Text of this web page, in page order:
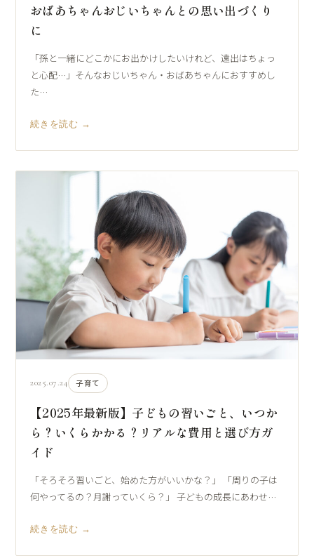
おばあちゃんおじいちゃんとの思い出づくり
に
「孫と一緒にどこかにお出かけしたいけれど、遠出はちょっ
と心配…」そんなおじいちゃん・おばあちゃんにおすすめし
た…
続きを読む →
2025.07.24 子育て
【2025年最新版】子どもの習いごと、いつか
ら？いくらかかる？リアルな費用と選び方ガ
イド
「そろそろ習いごと、始めた方がいいかな？」 「周りの子は
何やってるの？月謝っていくら？」 子どもの成長にあわせ…
続きを読む →